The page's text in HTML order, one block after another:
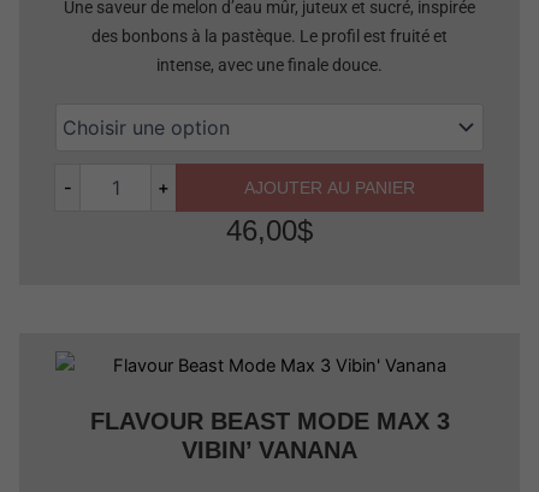
Une saveur de melon d’eau mûr, juteux et sucré, inspirée
des bonbons à la pastèque. Le profil est fruité et
intense, avec une finale douce.
- + AJOUTER AU PANIER
46,00$
FLAVOUR BEAST MODE MAX 3
VIBIN’ VANANA